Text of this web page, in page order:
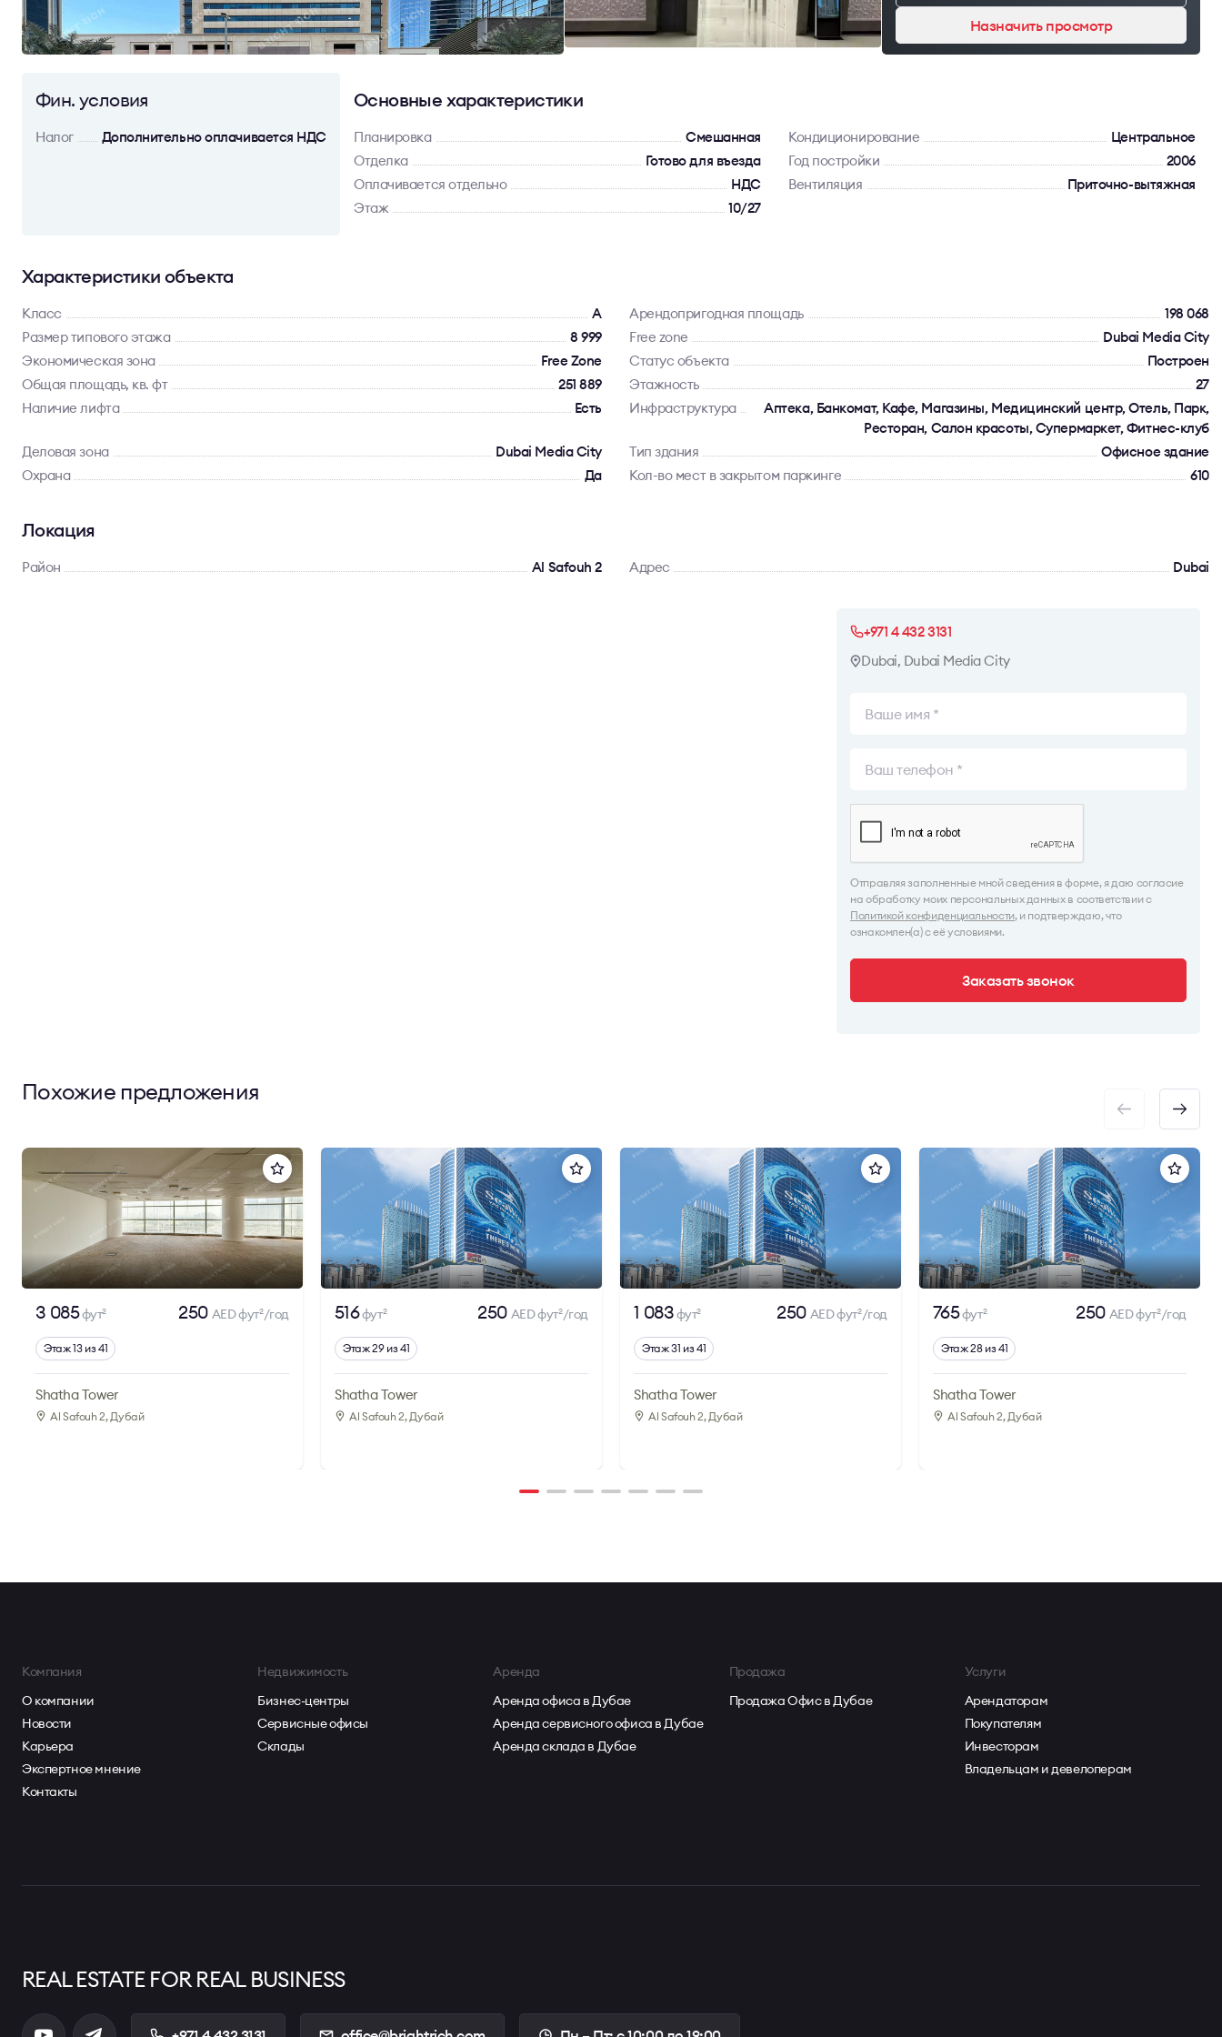
Назначить просмотр
Фин. условия
Налог Дополнительно оплачивается НДС
Основные характеристики
Планировка Смешанная Кондиционирование
Центральное
Отделка
Готово для въезда Год постройки
2006
Оплачивается отдельно
НДС Вентиляция
Приточно-вытяжная
Этаж
10/27
Характеристики объекта
Класс A Арендопригодная площадь
198 068
Размер типового этажа
8 999 Free zone
Dubai Media City
Экономическая зона
Free Zone Статус объекта
Построен
Общая площадь, кв. фт
251 889 Этажность
27
Наличие лифта
Есть Инфраструктура
Аптека, Банкомат, Кафе, Магазины, Медицинский центр, Отель, Парк,
Ресторан, Салон красоты, Супермаркет, Фитнес-клуб
Деловая зона
Dubai Media City Тип здания
Офисное здание
Охрана
Да Кол-во мест в закрытом паркинге 610
Локация
Район Al Safouh 2 Адрес Dubai
+971 4 432 3131
Dubai, Dubai Media City
Отправляя заполненные мной сведения в форме, я даю согласие
на обработку моих персональных данных в соответствии с
Политикой конфиденциальности, и подтверждаю, что
ознакомлен(а) с её условиями.
Заказать звонок
Похожие предложения
3 085фут2 250 AED фут2/год
Этаж 13 из 41
Shatha Tower
Al Safouh 2, Дубай
516фут2 250 AED фут2/год
Этаж 29 из 41
Shatha Tower
Al Safouh 2, Дубай
1 083фут2 250 AED фут2/год
Этаж 31 из 41
Shatha Tower
Al Safouh 2, Дубай
765фут2 250 AED фут2/год
Этаж 28 из 41
Shatha Tower
Al Safouh 2, Дубай
Компания
О компании
Новости
Карьера
Экспертное мнение
Контакты
Недвижимость
Бизнес-центры
Сервисные офисы
Склады
Аренда
Аренда офиса в Дубае
Аренда сервисного офиса в Дубае
Аренда склада в Дубае
Продажа
Продажа Офис в Дубае
Услуги
Арендаторам
Покупателям
Инвесторам
Владельцам и девелоперам
REAL ESTATE FOR REAL BUSINESS